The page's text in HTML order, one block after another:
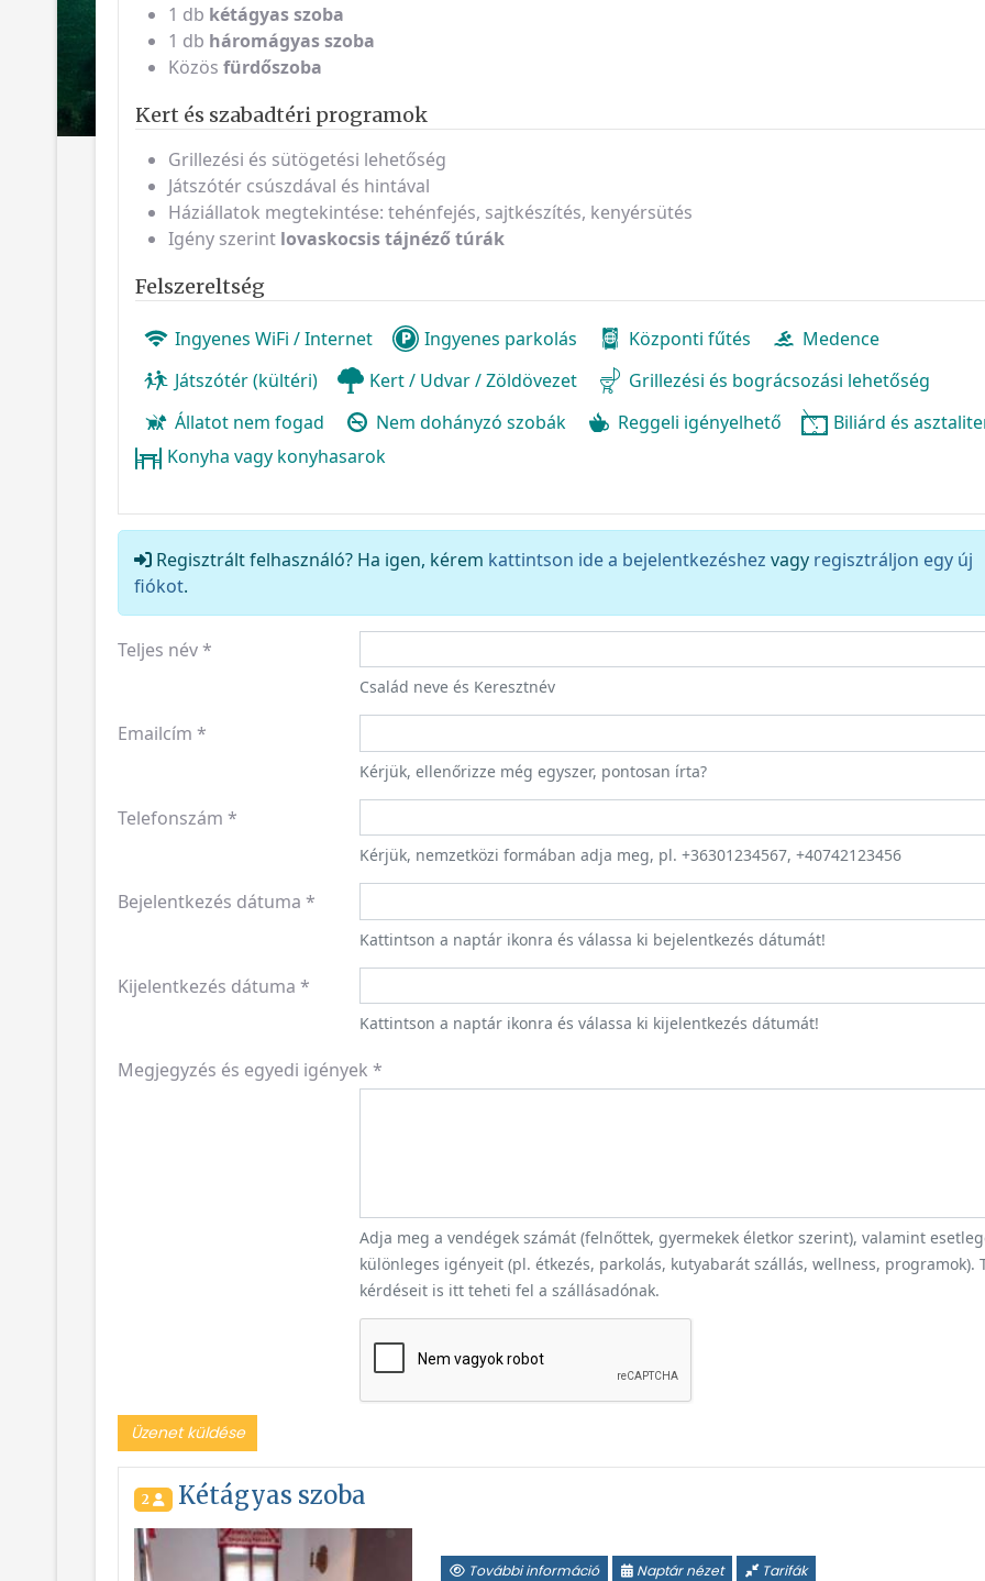
1 db kétágyas szoba
1 db háromágyas szoba
Közös fürdőszoba
Kert és szabadtéri programok
Grillezési és sütögetési lehetőség
Játszótér csúszdával és hintával
Háziállatok megtekintése: tehénfejés, sajtkészítés, kenyérsütés
Igény szerint lovaskocsis tájnéző túrák
Felszereltség
Ingyenes WiFi / Internet Ingyenes parkolás Központi fűtés
Medence
Játszótér (kültéri)
Kert / Udvar / Zöldövezet
Grillezési és bográcsozási lehetőség
Állatot nem fogad
Nem dohányzó szobák Reggeli igényelhető
Biliárd és
Konyha vagy konyhasarok
Regisztrált felhasználó? Ha igen, kérem kattintson ide a bejelentkezéshez vagy regisztráljon egy új
fiókot.
Teljes név*
Család neve és Keresztnév
Emailcím *
Kérjük, ellenőrizze még egyszer, pontosan írta?
Telefonszám *
Kérjük, nemzetközi formában adja meg, pl. +36301234567, +40742123456
Bejelentkezés dátuma *
Kattintson a naptár ikonra és válassa ki bejelentkezés dátumát!
Kijelentkezés dátuma *
Kattintson a naptár ikonra és válassa ki kijelentkezés dátumát!
Megjegyzés és egyedi igények *
Adja meg a vendégek számát (felnőttek, gyermekek életkor szerint), valamint
különleges igényeit (pl. étkezés, parkolás, kutyabarát szállás, wellness, programok).
kérdéseit is itt teheti fel a szállásadónak.
Üzenet küldése
2 Kétágyas szoba
További információ Naptár nézet Tarifák